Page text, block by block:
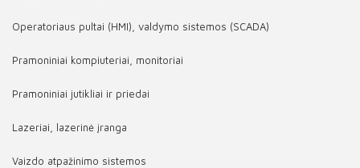
Operatoriaus pultai (HMI), valdymo sistemos (SCADA)
Pramoniniai kompiuteriai, monitoriai
Pramoniniai jutikliai ir priedai
Lazeriai, lazerinė įranga
Vaizdo atpažinimo sistemos